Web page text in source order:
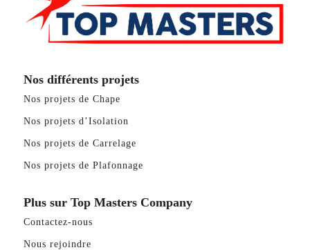
Nos différents projets
Nos projets de Chape
Nos projets d’Isolation
Nos projets de Carrelage
Nos projets de Plafonnage
Plus sur Top Masters Company
Contactez-nous
Nous rejoindre